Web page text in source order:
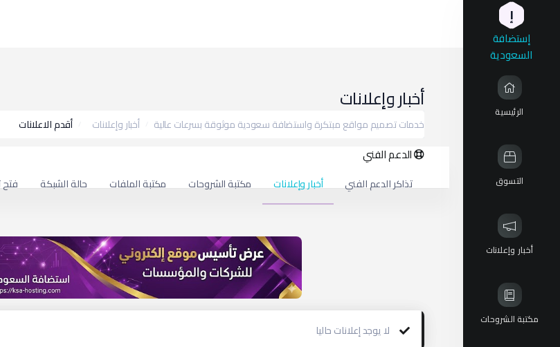
إ
إستضافة
السعودية
الرئيسية
التسوق
أخبار وإعلانات
مكتبة الشروحات
أخبار وإعلانات
خدمات تصميم مواقع مبتكرة واستضافة سعودية موثوقة بسرعات عالية أخبار وإعلانات أقدم الاعلانات
الدعم الفني
تذاكر الدعم الفني أخبار وإعلانات مكتبة الشروحات مكتبة الملفات حالة الشبكة فتح
لا يوجد إعلانات حاليا